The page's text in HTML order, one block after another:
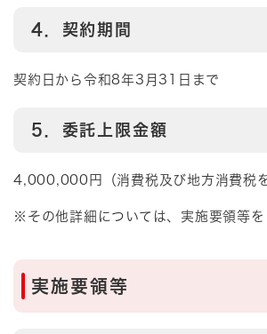
4．契約期間
契約日から令和8年3月31日まで
5．委託上限金額
4,000,000円（消費税及び地方消費税を
※その他詳細については、実施要領等を
実施要領等